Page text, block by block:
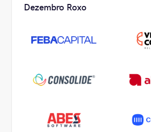
Dezembro Roxo